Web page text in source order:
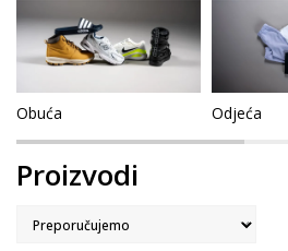
Obuća Odjeća
Proizvodi